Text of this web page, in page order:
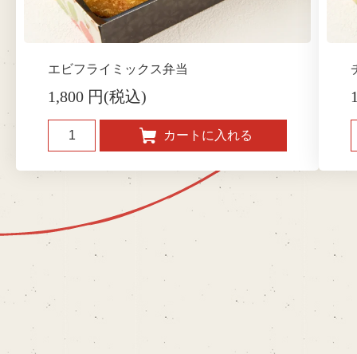
エビフライミックス弁当
1,800 円(税込)